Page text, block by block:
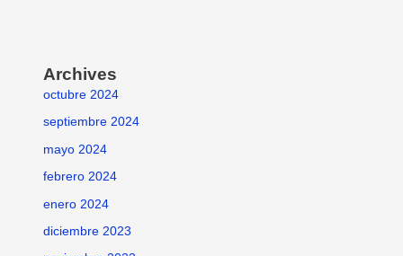
Archives
octubre 2024
septiembre 2024
mayo 2024
febrero 2024
enero 2024
diciembre 2023